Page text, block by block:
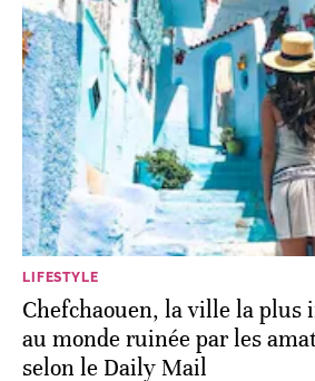
LIFESTYLE
Chefchaouen, la ville la plus
au monde ruinée par les
selon le Daily Mail